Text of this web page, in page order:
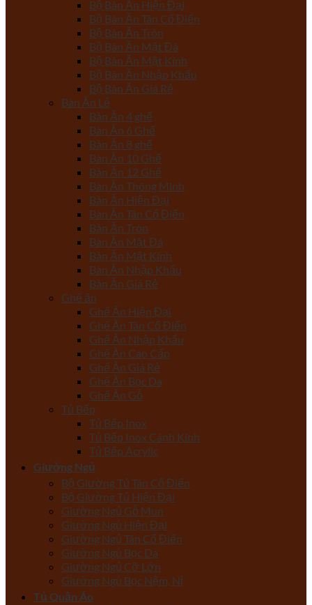
Bộ Bàn Ăn Hiện Đại
Bộ Bàn Ăn Tân Cổ Điển
Bộ Bàn Ăn Tròn
Bộ Bàn Ăn Mặt Đá
Bộ Bàn Ăn Mặt Kính
Bộ Bàn Ăn Nhập Khẩu
Bộ Bàn Ăn Giá Rẻ
Bàn Ăn Lẻ
Bàn Ăn 4 ghế
Bàn Ăn 6 Ghế
Bàn Ăn 8 ghế
Bàn Ăn 10 Ghế
Bàn Ăn 12 Ghế
Bàn Ăn Thông Minh
Bàn Ăn Hiện Đại
Bàn Ăn Tân Cổ Điển
Bàn Ăn Tròn
Bàn Ăn Mặt Đá
Bàn Ăn Mặt Kính
Bàn Ăn Nhập Khẩu
Bàn Ăn Giá Rẻ
Ghế ăn
Ghế Ăn Hiện Đại
Ghế Ăn Tân Cổ Điển
Ghế Ăn Nhập Khẩu
Ghế Ăn Cao Cấp
Ghế Ăn Giá Rẻ
Ghế Ăn Bọc Da
Ghế Ăn Gỗ
Tủ Bếp
Tủ Bếp Inox
Tủ Bếp Inox Cánh Kính
Tủ Bếp Acrylic
Giường Ngủ
Bộ Giường Tủ Tân Cổ Điển
Bộ Giường Tủ Hiện Đại
Giường Ngủ Gỗ Mun
Giường Ngủ Hiện Đại
Giường Ngủ Tân Cổ Điển
Giường Ngủ Bọc Da
Giường Ngủ Cỡ Lớn
Giường Ngủ Bọc Nệm, Nỉ
Tủ Quần Áo